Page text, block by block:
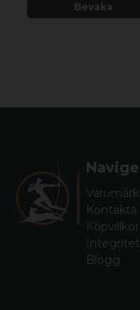
Bevaka
Kontakta
Köpvillkor
Blogg